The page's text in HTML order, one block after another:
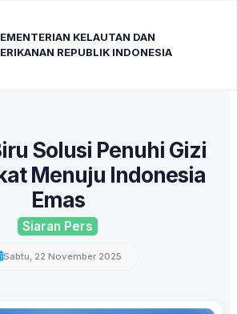
KELAUTAN DAN
REPUBLIK INDONESIA
Solusi Penuhi Gizi
Menuju Indonesia
Emas
Siaran Pers
Sabtu, 22 November 2025